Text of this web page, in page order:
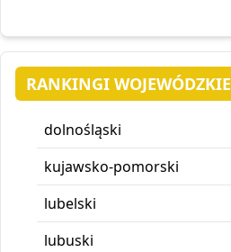
RANKINGI WOJEWÓDZKIE
dolnośląski
kujawsko-pomorski
lubelski
lubuski